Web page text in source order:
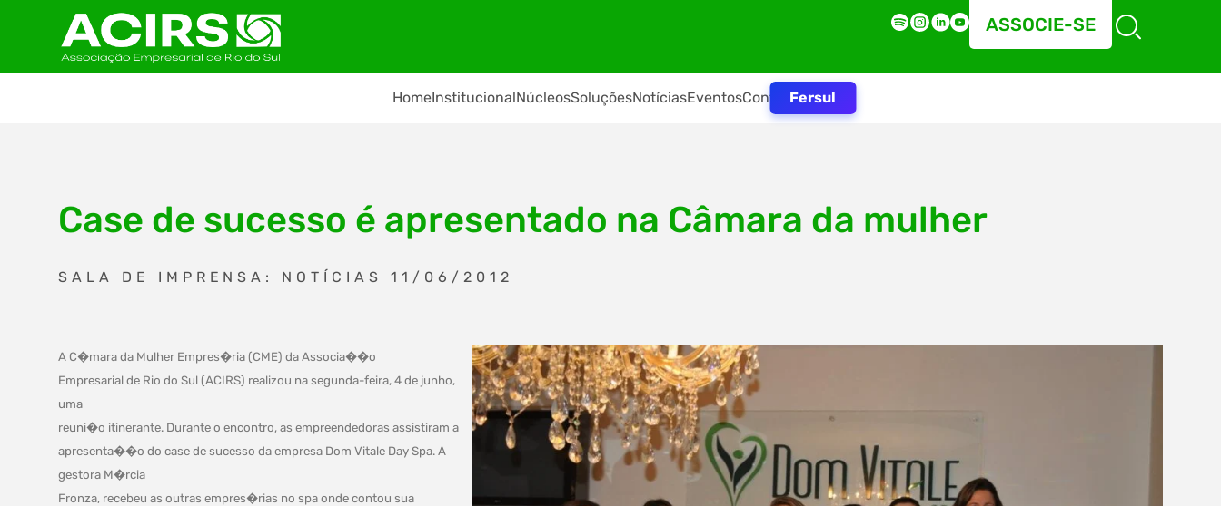
ASSOCIE-SE
HomeInstitucionalNúcleosSoluçõesNotíciasEventosContatoFersul
Case de sucesso é apresentado na Câmara da mulher
SALA DE IMPRENSA: NOTÍCIAS 11/06/2012
A C�mara da Mulher Empres�ria (CME) da Associa��o
Empresarial de Rio do Sul (ACIRS) realizou na segunda-feira, 4 de junho,
uma
reuni�o itinerante. Durante o encontro, as empreendedoras assistiram a
apresenta��o do case de sucesso da empresa Dom Vitale Day Spa. A
gestora M�rcia
Fronza, recebeu as outras empres�rias no spa onde contou sua